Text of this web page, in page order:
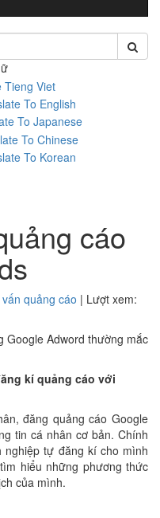
cáo
quảng cáo | Lượt xem:
Google Adword thường mắc
kí quảng cáo với
đăng quảng cáo Google
tin cá nhân cơ bản. Chính
tự đăng kí cho mình
hiểu những phương thức
của mình.